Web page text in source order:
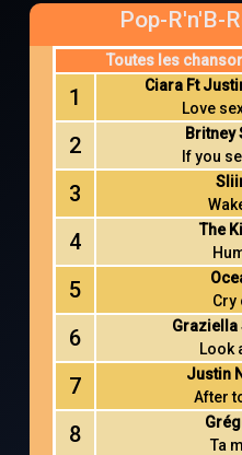
Pop-R'n'B-
Toutes les
1
Ciara Ft
Love
2
Britney
If you
3
4
The
5
Cry
6
Graziella
Look
7
Justin
After
8
Ta